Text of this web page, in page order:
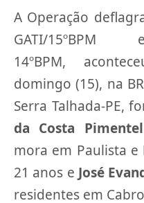
A Operação
GATI/
14ºBPM,
domingo (15), na
Serra Talhada-PE,
da Costa
mora em Paulista e
21 anos e José
residentes em